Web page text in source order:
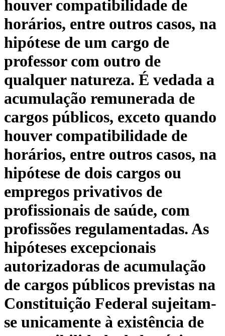
houver compatibilidade de
horários, entre outros casos, na
hipótese de um cargo de
professor com outro de
qualquer natureza. É vedada a
acumulação remunerada de
cargos públicos, exceto quando
houver compatibilidade de
horários, entre outros casos, na
hipótese de dois cargos ou
empregos privativos de
profissionais de saúde, com
profissões regulamentadas. As
hipóteses excepcionais
autorizadoras de acumulação
de cargos públicos previstas na
Constituição Federal sujeitam-
se unicamente à existência de